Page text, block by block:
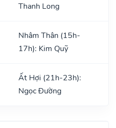
Thanh Long
Nhâm Thân (15h-
17h): Kim Quỹ
Ất Hợi (21h-23h):
Ngọc Đường